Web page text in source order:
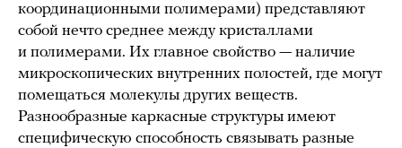
координационными полимерами) представляют
собой нечто среднее между кристаллами
и полимерами. Их главное свойство — наличие
микроскопических внутренних полостей, где могут
помещаться молекулы других веществ.
Разнообразные каркасные структуры имеют
специфическую способность связывать разные